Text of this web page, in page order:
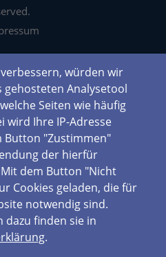
würden wir
Analysetool
Seiten wie häufig
wird Ihre IP-Adresse
Button "Zustimmen"
der hierfür
dem Button "Nicht
Cookies geladen, die für
notwendig sind.
finden sie in
.